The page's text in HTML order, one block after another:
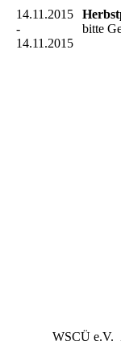
14.11.2015
-
14.11.2015
bitte
WSCÜ e.V.